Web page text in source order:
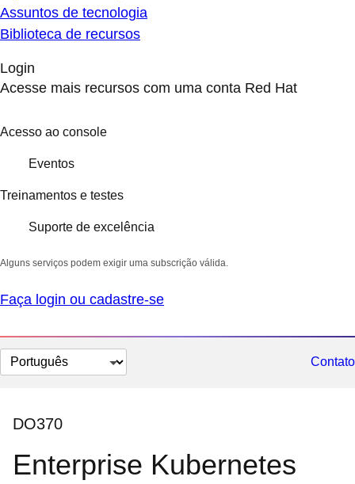
Assuntos de tecnologia
Biblioteca de recursos
Login
Acesse mais recursos com uma conta Red Hat
Acesso ao console
Eventos
Treinamentos e testes
Suporte de excelência
Alguns serviços podem exigir uma subscrição válida.
Faça login ou cadastre-se
Selecionar
idioma
Contato
DO370
Enterprise Kubernetes